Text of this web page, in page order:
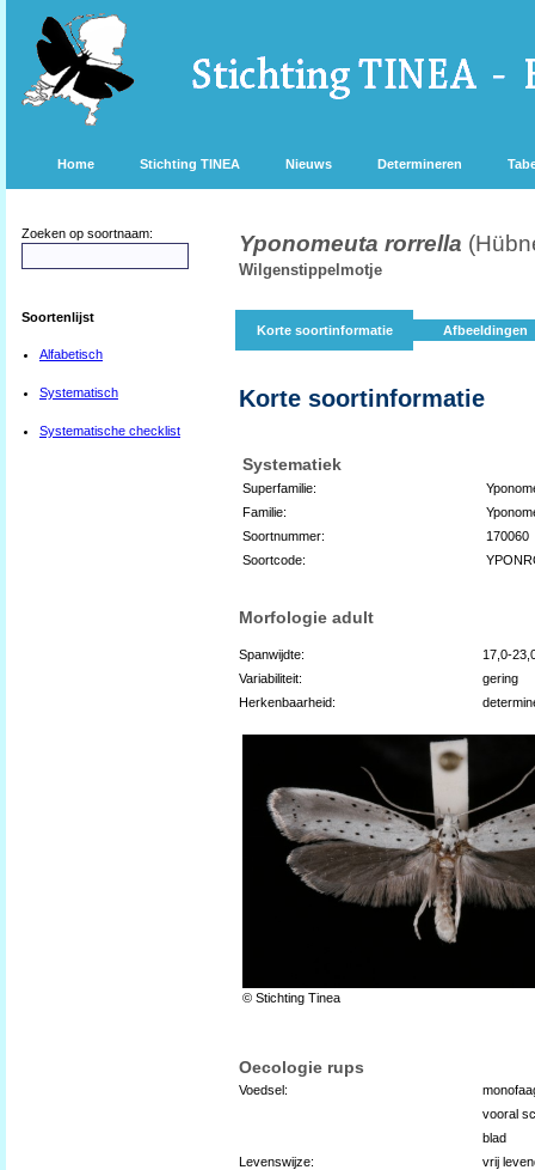
Home Stichting TINEA Nieuws Determineren
Zoeken op soortnaam:
Soortenlijst
Alfabetisch
Systematisch
Systematische checklist
Yponomeuta rorrella
Wilgenstippelmotje
Korte soortinformatie Afbeeldingen
Korte soortinformatie
Systematiek
Superfamilie:
Familie:
Soortnummer:
170060
Soortcode:
Morfologie adult
Spanwijdte:
17,0-
Variabiliteit:
gering
Herkenbaarheid:
© Stichting Tinea
Oecologie rups
Voedsel:
vooral
blad
Levenswijze:
vrij